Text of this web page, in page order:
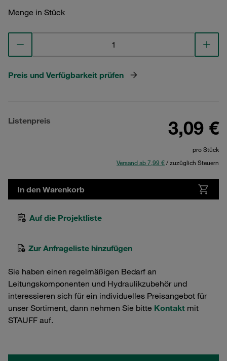
Menge in Stück
Preis und Verfügbarkeit prüfen
Listenpreis 3,09 €
pro Stück
Versand ab 7,99 €/ zuzüglich Steuern
In den Warenkorb
Auf die Projektliste
Zur Anfrageliste hinzufügen
Sie haben einen regelmäßigen Bedarf an
Leitungskomponenten und Hydraulikzubehör und
interessieren sich für ein individuelles Preisangebot für
unser Sortiment, dann nehmen Sie bitte Kontakt mit
STAUFF auf.